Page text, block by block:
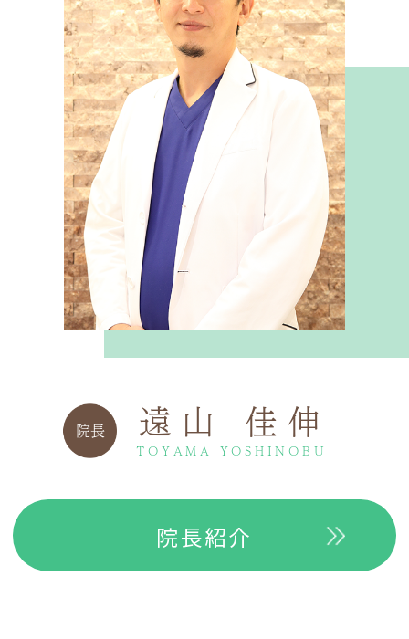
院長 遠山 佳伸
TOYAMA YOSHINOBU
院長紹介